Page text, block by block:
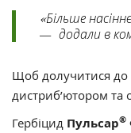
«Більше
— додали в
Щоб долучитися до
дистриб’ютором та
Гербіцид Пульсар®